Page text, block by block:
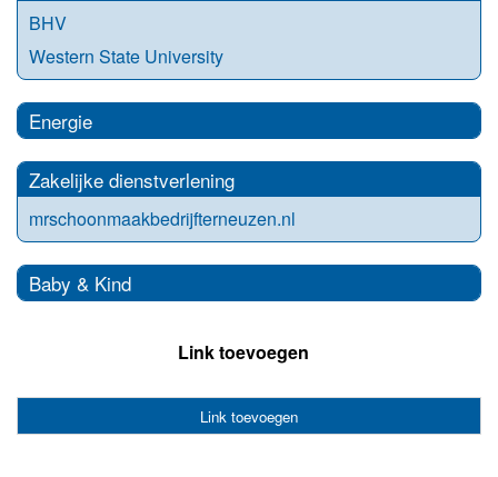
BHV
Western State University
Energie
Zakelijke dienstverlening
mrschoonmaakbedrijfterneuzen.nl
Baby & Kind
Link toevoegen
Link toevoegen